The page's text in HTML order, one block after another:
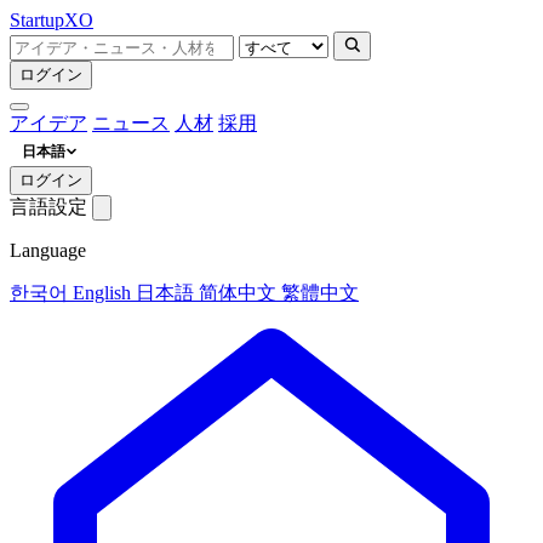
StartupXO
ログイン
アイデア ニュース 人材 採用
日本語
ログイン
言語設定
Language
한국어 English 日本語 简体中文 繁體中文